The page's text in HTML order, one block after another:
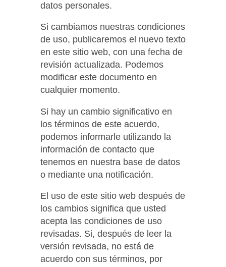
datos personales.
Si cambiamos nuestras condiciones
de uso, publicaremos el nuevo texto
en este sitio web, con una fecha de
revisión actualizada. Podemos
modificar este documento en
cualquier momento.
Si hay un cambio significativo en
los términos de este acuerdo,
podemos informarle utilizando la
información de contacto que
tenemos en nuestra base de datos
o mediante una notificación.
El uso de este sitio web después de
los cambios significa que usted
acepta las condiciones de uso
revisadas. Si, después de leer la
versión revisada, no está de
acuerdo con sus términos, por